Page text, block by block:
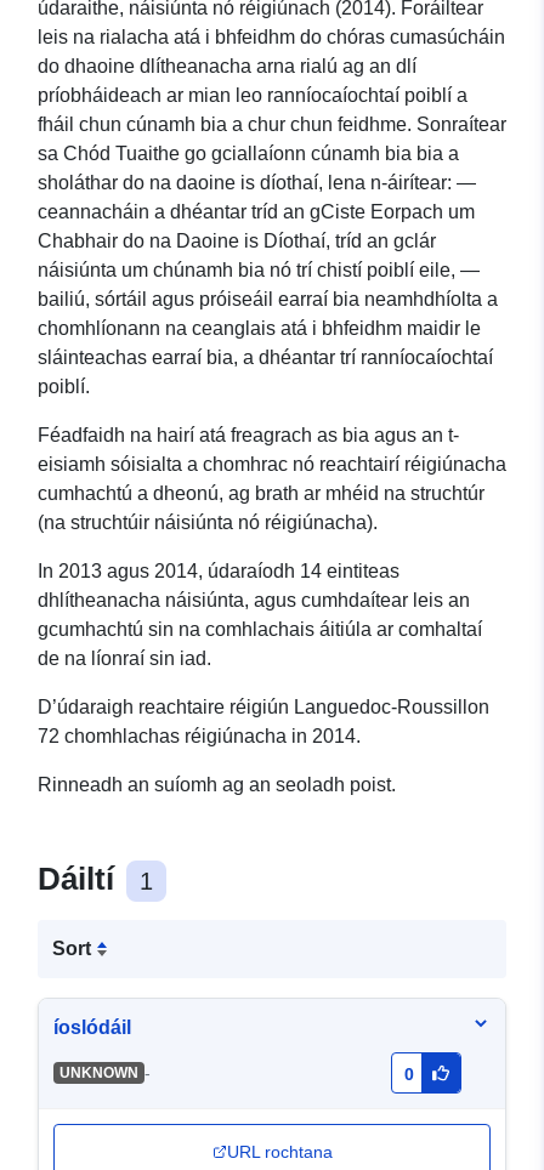
údaraithe, náisiúnta nó réigiúnach (2014). Foráiltear
leis na rialacha atá i bhfeidhm do chóras cumasúcháin
do dhaoine dlítheanacha arna rialú ag an dlí
príobháideach ar mian leo ranníocaíochtaí poiblí a
fháil chun cúnamh bia a chur chun feidhme. Sonraítear
sa Chód Tuaithe go gciallaíonn cúnamh bia bia a
sholáthar do na daoine is díothaí, lena n-áirítear: —
ceannacháin a dhéantar tríd an gCiste Eorpach um
Chabhair do na Daoine is Díothaí, tríd an gclár
náisiúnta um chúnamh bia nó trí chistí poiblí eile, —
bailiú, sórtáil agus próiseáil earraí bia neamhdhíolta a
chomhlíonann na ceanglais atá i bhfeidhm maidir le
sláinteachas earraí bia, a dhéantar trí ranníocaíochtaí
poiblí.
Féadfaidh na hairí atá freagrach as bia agus an t-
eisiamh sóisialta a chomhrac nó reachtairí réigiúnacha
cumhachtú a dheonú, ag brath ar mhéid na struchtúr
(na struchtúir náisiúnta nó réigiúnacha).
In 2013 agus 2014, údaraíodh 14 eintiteas
dhlítheanacha náisiúnta, agus cumhdaítear leis an
gcumhachtú sin na comhlachais áitiúla ar comhaltaí
de na líonraí sin iad.
D’údaraigh reachtaire réigiún Languedoc-Roussillon
72 chomhlachas réigiúnacha in 2014.
Rinneadh an suíomh ag an seoladh poist.
Dáiltí 1
Sort
íoslódáil
UNKNOWN - 0
URL rochtana